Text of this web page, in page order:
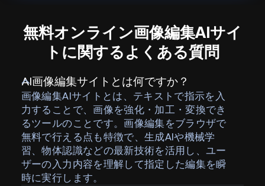
無料オンライン画像編集AIサイ
トに関するよくある質問
AI画像編集サイトとは何ですか？
画像編集AIサイトとは、テキストで指示を入
力することで、画像を強化・加工・変換でき
るツールのことです。画像編集をブラウザで
無料で行える点も特徴で、生成AIや機械学
習、物体認識などの最新技術を活用し、ユー
ザーの入力内容を理解して指定した編集を瞬
時に実行します。